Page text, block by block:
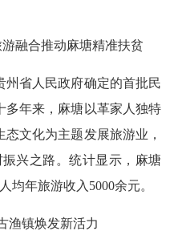
融合推动麻塘精准扶贫
州省人民政府确定的首批民
多年来，麻塘以革家人独特
文化为主题发展旅游业，
兴之路。统计显示，麻塘
均年旅游收入5000余元。
渔镇焕发新活力